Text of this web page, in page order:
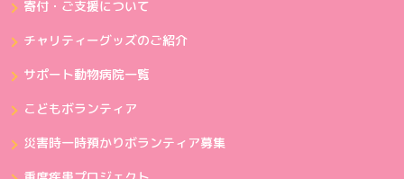
寄付・ご支援について
チャリティーグッズのご紹介
サポート動物病院一覧
こどもボランティア
災害時一時預かりボランティア募集